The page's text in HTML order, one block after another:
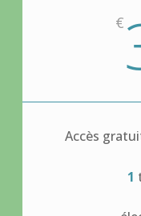
€
Accès
1